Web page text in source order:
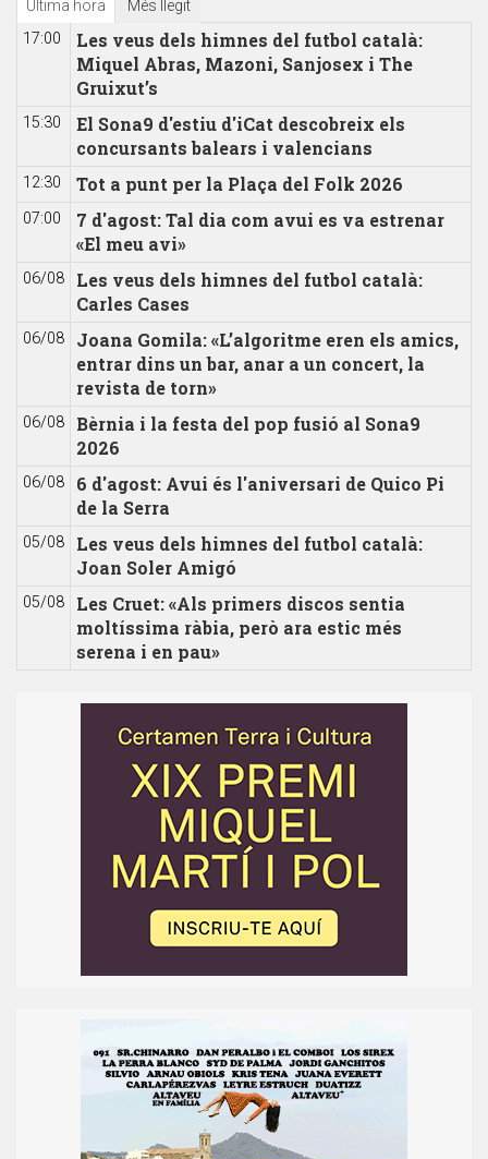
Última hora Més llegit
17:00
Les veus dels himnes del futbol català:
Miquel Abras, Mazoni, Sanjosex i The
Gruixut’s
15:30
El Sona9 d'estiu d'iCat descobreix els
concursants balears i valencians
12:30 Tot a punt per la Plaça del Folk 2026
07:00
7 d'agost: Tal dia com avui es va estrenar
«El meu avi»
06/08
Les veus dels himnes del futbol català:
Carles Cases
06/08
Joana Gomila: «L’algoritme eren els amics,
entrar dins un bar, anar a un concert, la
revista de torn»
06/08
Bèrnia i la festa del pop fusió al Sona9
2026
06/08
6 d'agost: Avui és l'aniversari de Quico Pi
de la Serra
05/08
Les veus dels himnes del futbol català:
Joan Soler Amigó
05/08
Les Cruet: «Als primers discos sentia
moltíssima ràbia, però ara estic més
serena i en pau»